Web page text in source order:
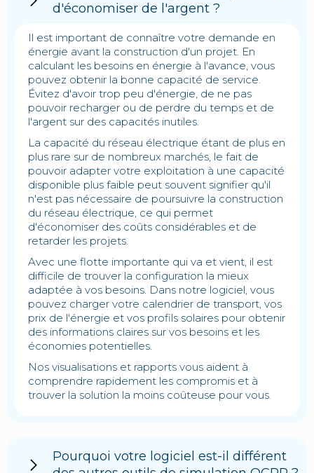
d'économiser de l'argent ?
Il est important de connaître votre demande en
énergie avant la construction d'un projet. En
calculant les besoins en énergie à l'avance, vous
pouvez obtenir la bonne capacité de service.
Évitez d'avoir trop peu d'énergie, de ne pas
pouvoir recharger ou de perdre du temps et de
l'argent sur des capacités inutiles.
La capacité du réseau électrique étant de plus en
plus rare sur de nombreux marchés, le fait de
pouvoir adapter votre exploitation à une capacité
disponible plus faible peut souvent signifier qu'il
n'est pas nécessaire de poursuivre la construction
du réseau électrique, ce qui permet
d'économiser des coûts considérables et de
retarder les projets.
Avec une flotte importante qui va et vient, il est
difficile de trouver la configuration la mieux
adaptée à vos besoins. Dans notre logiciel, vous
pouvez charger votre calendrier de transport, vos
prix de l'énergie et vos profils solaires pour obtenir
des informations claires sur vos besoins et les
économies potentielles.
Nos visualisations et rapports vous aident à
comprendre rapidement les compromis et à
trouver la solution la moins coûteuse pour vous.
Pourquoi votre logiciel est-il différent